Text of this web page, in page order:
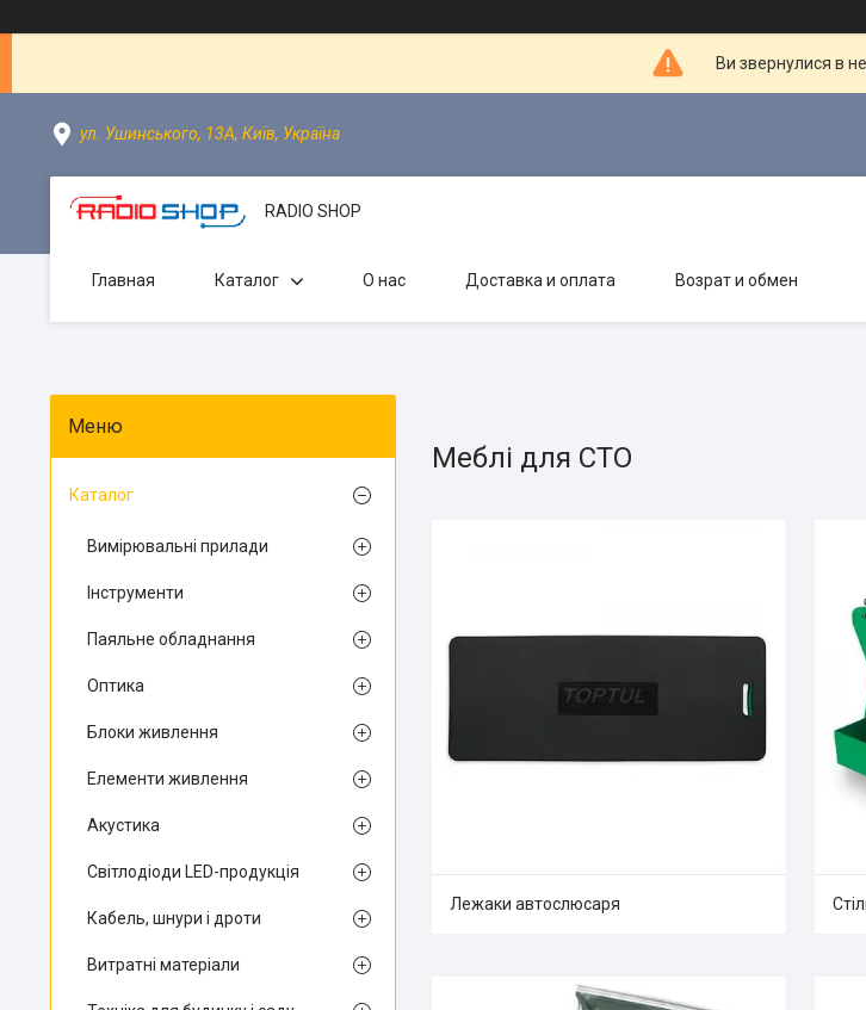
Ви звернулися в
ул. Ушинського, 13А, Київ, Україна
RADIO SHOP
Главная Каталог О нас Доставка и оплата Возрат и обмен
Меблі для СТО
Лежаки автослюсаря
Каталог
Вимірювальні прилади
Інструменти
Паяльне обладнання
Оптика
Блоки живлення
Елементи живлення
Акустика
Світлодіоди LED-продукція
Кабель, шнури і дроти
Витратні матеріали